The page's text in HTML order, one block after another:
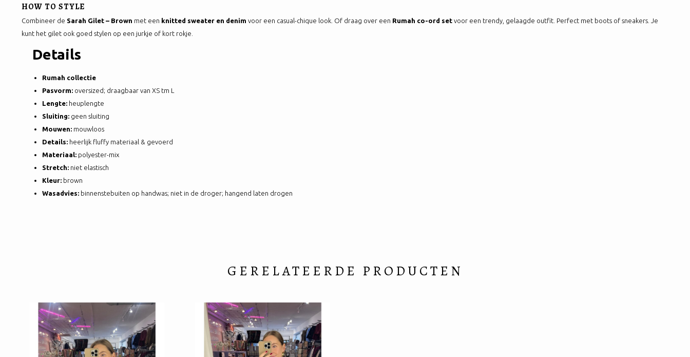
HOW TO STYLE
Combineer de Sarah Gilet – Brown met een knitted sweater en denim voor een casual-chique look. Of draag over een Rumah co-ord set voor een trendy, gelaagde outfit. Perfect met boots of sneakers. Je
kunt het gilet ook goed stylen op een jurkje of kort rokje.
Details
Rumah collectie
Pasvorm: oversized; draagbaar van XS tm L
Lengte: heuplengte
Sluiting: geen sluiting
Mouwen: mouwloos
Details: heerlijk fluffy materiaal & gevoerd
Materiaal: polyester-mix
Stretch: niet elastisch
Kleur: brown
Wasadvies: binnenstebuiten op handwas; niet in de droger; hangend laten drogen
GERELATEERDE PRODUCTEN